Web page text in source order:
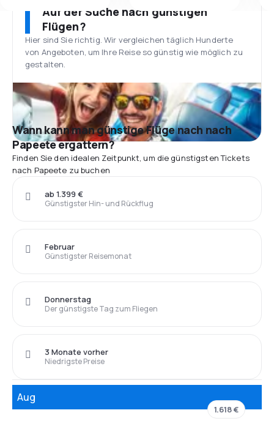
Auf der Suche nach günstigen
Flügen?
Hier sind Sie richtig. Wir vergleichen täglich Hunderte
von Angeboten, um Ihre Reise so günstig wie möglich zu
gestalten.
Wann kann man günstige Flüge nach nach
Papeete ergattern?
Finden Sie den idealen Zeitpunkt, um die günstigsten Tickets
nach Papeete zu buchen
Günstigster Hin- und Rückflug
ab 1.399 €
Günstigster Reisemonat
Februar
Der günstigste Tag zum Fliegen
Donnerstag
Niedrigste Preise
3 Monate vorher
Aug
1.618 €